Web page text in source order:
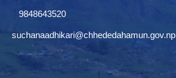
9848643520
suchanaadhikari@chhededahamun.gov.np